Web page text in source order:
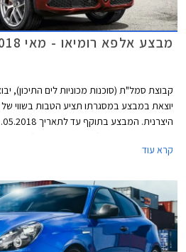
מבצע אלפא רומיאו - מאי 2018
קבוצת סמל"ת (סוכנות מכוניות לים התיכון),
קרא עוד